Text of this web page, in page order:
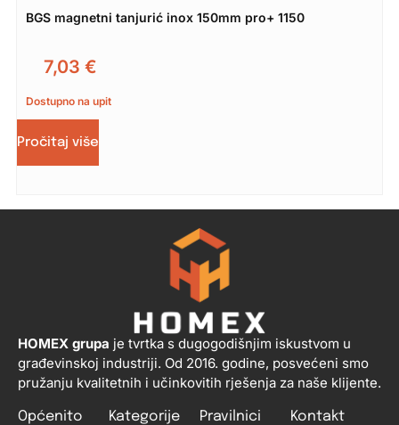
BGS magnetni tanjurić inox 150mm pro+ 1150
7,03 €
Dostupno na upit
Pročitaj više
HOMEX grupa je tvrtka s dugogodišnjim iskustvom u
građevinskoj industriji. Od 2016. godine, posvećeni smo
pružanju kvalitetnih i učinkovitih rješenja za naše klijente.
Općenito Kategorije Pravilnici Kontakt